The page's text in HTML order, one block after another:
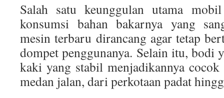
Salah satu keunggulan utama
konsumsi bahan bakarnya yang
mesin terbaru dirancang agar tetap
dompet penggunanya. Selain itu, bodi
kaki yang stabil menjadikannya
medan jalan, dari perkotaan padat